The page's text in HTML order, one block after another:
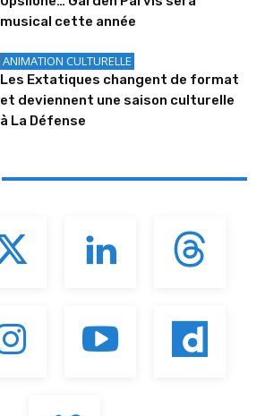
musical cette année
ANIMATION CULTURELLE
Les Extatiques changent de format
et deviennent une saison culturelle
à La Défense